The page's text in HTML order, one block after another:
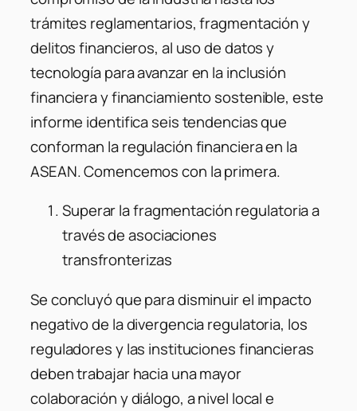
trámites reglamentarios, fragmentación y
delitos financieros, al uso de datos y
tecnología para avanzar en la inclusión
financiera y financiamiento sostenible, este
informe identifica seis tendencias que
conforman la regulación financiera en la
ASEAN. Comencemos con la primera.
Superar la fragmentación regulatoria a
través de asociaciones
transfronterizas
Se concluyó que para disminuir el impacto
negativo de la divergencia regulatoria, los
reguladores y las instituciones financieras
deben trabajar hacia una mayor
colaboración y diálogo, a nivel local e